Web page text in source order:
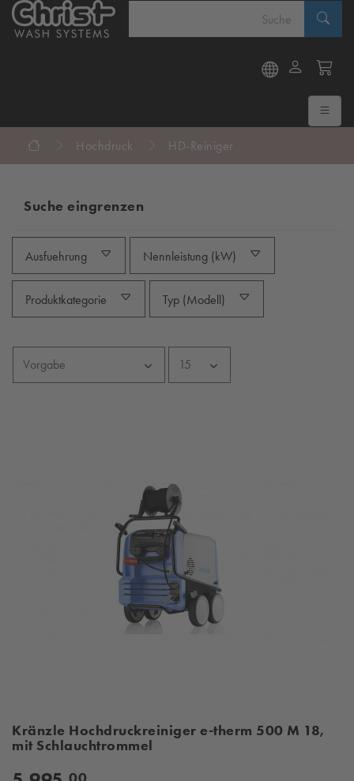
Hochdruck HD-Reiniger
Suche eingrenzen
Ausfuehrung Nennleistung (kW)
Produktkategorie Typ (Modell)
Kränzle Hochdruckreiniger e-therm 500 M 18,
mit Schlauchtrommel